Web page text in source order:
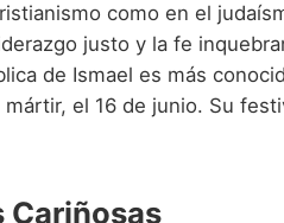
como en el
justo y la fe
de Ismael es más
el 16 de junio. Su
Cariñosas